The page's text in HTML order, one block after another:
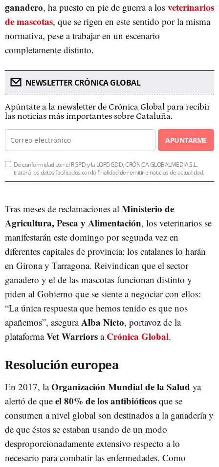
ganadero, ha puesto en pie de guerra a los veterinarios
de mascotas, que se rigen en este sentido por la misma
normativa, pese a trabajar en un escenario
completamente distinto.
NEWSLETTER CRÓNICA GLOBAL
Apúntate a la newsletter de Crónica Global para recibir
las noticias más importantes sobre Cataluña.
APUNTARME
De conformidad con el RGPD y la LOPDGDD, CRÓNICA GLOBALMEDIA S.L.
tratará los datos facilitados con la finalidad de remitirle noticias de actualidad.
Tras meses de reclamaciones al Ministerio de
Agricultura, Pesca y Alimentación, los veterinarios se
manifestarán este domingo por segunda vez en
diferentes capitales de provincia; los catalanes lo harán
en Girona y Tarragona. Reivindican que el sector
ganadero y el de las mascotas funcionan distinto y
piden al Gobierno que se siente a negociar con ellos:
“La única respuesta que hemos tenido es que nos
apañemos”, aseguraAlba Nieto, portavoz de la
plataformaVet Warriors a Crónica Global.
Resolución europea
En 2017, laOrganización Mundial de la Salud ya
alertó de que el 80% de los antibióticos que se
consumen a nivel global son destinados a la ganadería y
de que éstos se estaban usando de un modo
desproporcionadamente extensivo respecto a lo
necesario para combatir las enfermedades. Como